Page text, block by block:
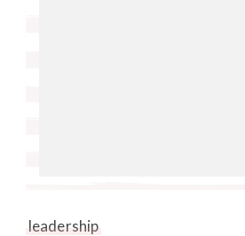
leadership